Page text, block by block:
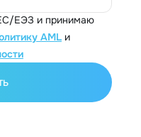
ЕЭЗ и принимаю
AML и